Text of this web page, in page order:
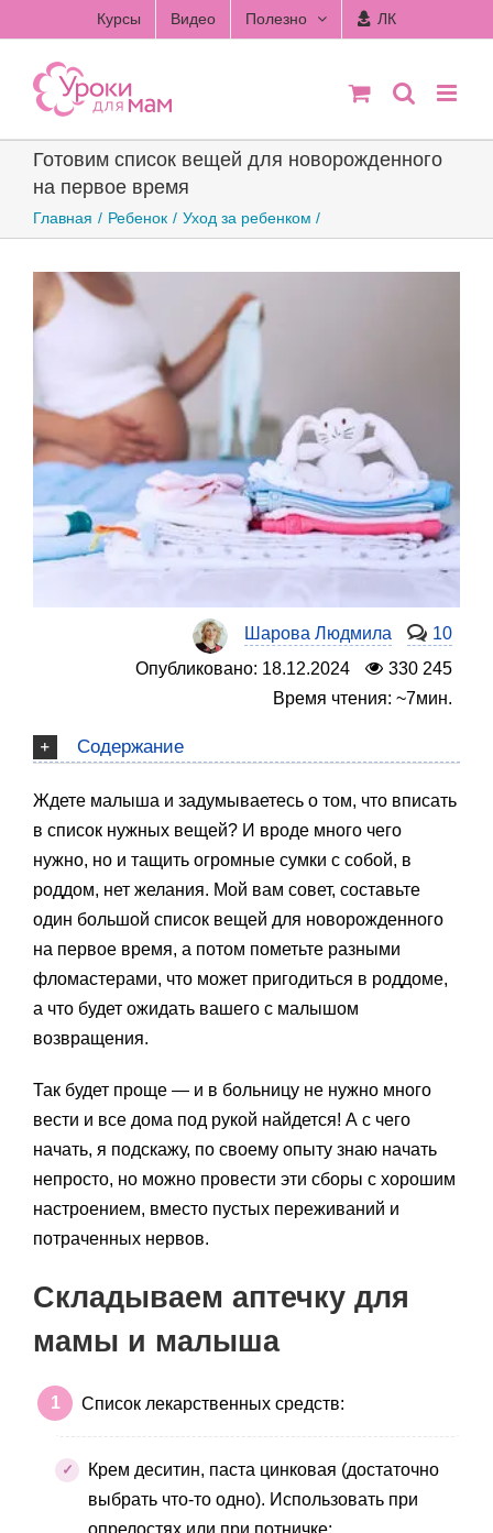
to
content
Курсы Видео Полезно ЛК
Готовим список вещей для новорожденного
на первое время
Главная Ребенок Уход за ребенком
Шарова Людмила
10
Опубликовано: 18.12.2024
330 245
Время чтения: ~7мин.
Содержание
Ждете малыша и задумываетесь о том, что вписать
в список нужных вещей? И вроде много чего
нужно, но и тащить огромные сумки с собой, в
роддом, нет желания. Мой вам совет, составьте
один большой список вещей для новорожденного
на первое время, а потом пометьте разными
фломастерами, что может пригодиться в роддоме,
а что будет ожидать вашего с малышом
возвращения.
Так будет проще — и в больницу не нужно много
вести и все дома под рукой найдется! А с чего
начать, я подскажу, по своему опыту знаю начать
непросто, но можно провести эти сборы с хорошим
настроением, вместо пустых переживаний и
потраченных нервов.
Складываем аптечку для
мамы и малыша
Список лекарственных средств:
Крем деситин, паста цинковая (достаточно
выбрать что-то одно). Использовать при
опрелостях или при потничке;